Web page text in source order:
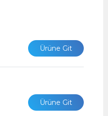
Ürüne Git
Ürüne Git